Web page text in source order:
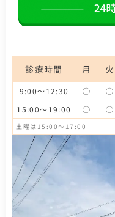
診療時間 月 火
9:00～12:30 ◯ ◯
15:00～19:00
◯ ◯
土曜は15:00～17:00